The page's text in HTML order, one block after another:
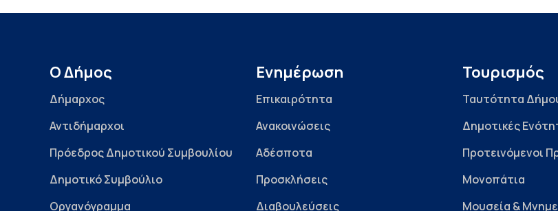
Ο Δήμος
Δήμαρχος
Αντιδήμαρχοι
Πρόεδρος Δημοτικού Συμβουλίου
Δημοτικό Συμβούλιο
Οργανόγραμμα
Ενημέρωση
Επικαιρότητα
Ανακοινώσεις
Αδέσποτα
Προσκλήσεις
Διαβουλεύσεις
Τουρισμός
Ταυτότητα
Δημοτικές
Προτεινόμενοι
Μονοπάτια
Μουσεία &